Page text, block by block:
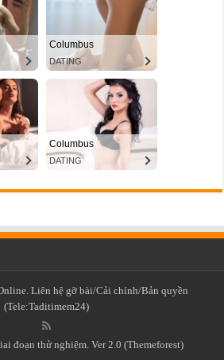
Liên hệ gỡ bài/Cải chính/Bản quyền
(Tele:Taditimem24)
đoạn thử nghiệm. Ver 2.0 (Themeforest)